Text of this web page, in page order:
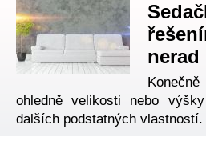
nerad
ohledně velikosti nebo
dalších podstatných vlastností.